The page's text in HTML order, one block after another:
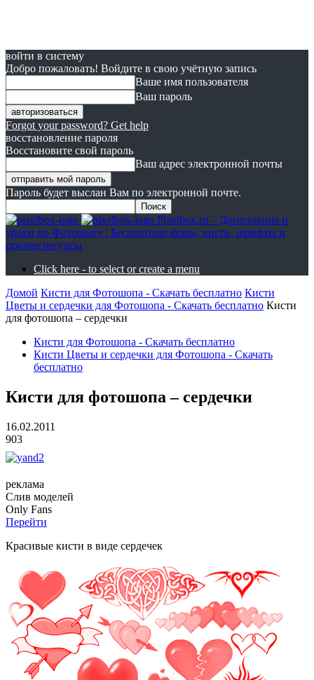
войти в систему
Добро пожаловать! Войдите в свою учётную запись
Ваше имя пользователя
Ваш пароль
Forgot your password? Get help
восстановление пароля
Восстановите свой пароль
Ваш адрес электронной почты
Пароль будет выслан Вам по электронной почте.
Pixelbox.ru – Дополнения и
уроки по Фотошопу | Бесплатные фоны, кисти, шрифты и
прочие ресурсы
Click here - to select or create a menu
Домой Кисти для Фотошопа - Скачать бесплатно Кисти
Цветы и сердечки для Фотошопа - Скачать бесплатно Кисти
для фотошопа – сердечки
Кисти для Фотошопа - Скачать бесплатно
Кисти Цветы и сердечки для Фотошопа - Скачать
бесплатно
Кисти для фотошопа – сердечки
16.02.2011
903
реклама
Слив моделей
Only Fans
Перейти
Красивые кисти в виде сердечек